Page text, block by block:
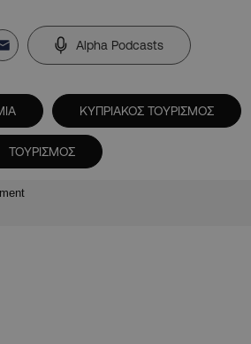
Alpha Podcasts
ΚΥΠΡΙΑΚΟΣ ΤΟΥΡΙΣΜΟΣ
ΤΟΥΡΙΣΜΟΣ